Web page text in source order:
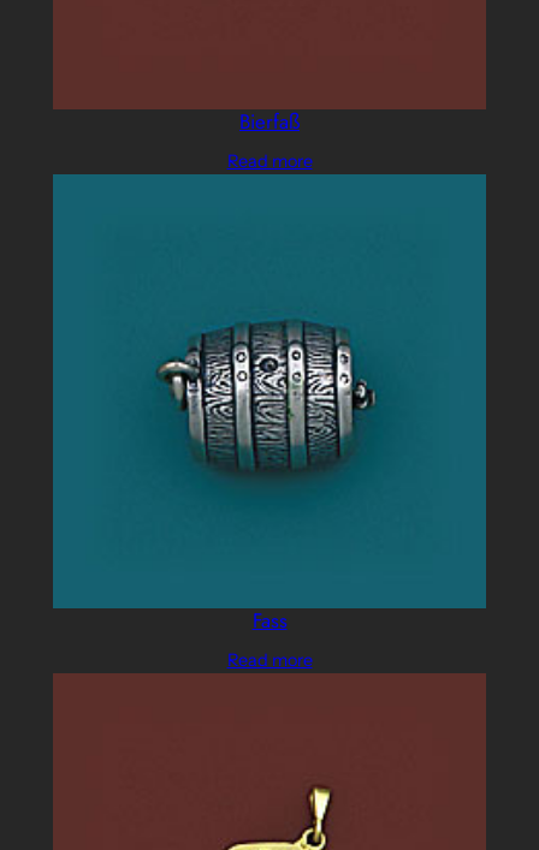
Bierfaß
Read more
Fass
Read more